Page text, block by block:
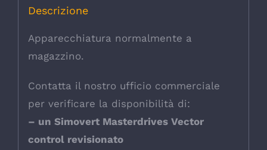
Descrizione
Apparecchiatura normalmente a
magazzino.
Contatta il nostro ufficio commerciale
per verificare la disponibilità di:
– un Simovert Masterdrives Vector
control revisionato